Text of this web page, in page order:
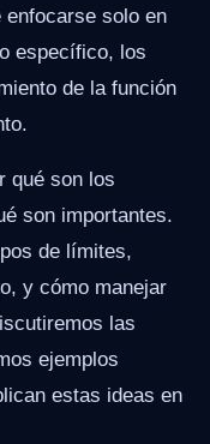
enfocarse solo en
específico, los
de la función
qué son los
son importantes.
de límites,
y cómo manejar
las
ejemplos
estas ideas en